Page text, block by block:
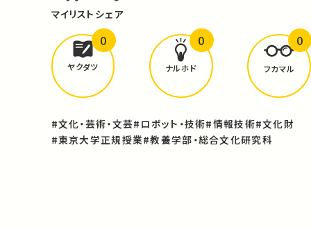
マイリスト シェア
どんな学びがありましたか？
ヤクダツ
0
ナルホド
0
フカマル
0
#文化・芸術・文芸#ロボット・技術#情報技術#文化財
#東京大学正規授業#教養学部・総合文化研究科